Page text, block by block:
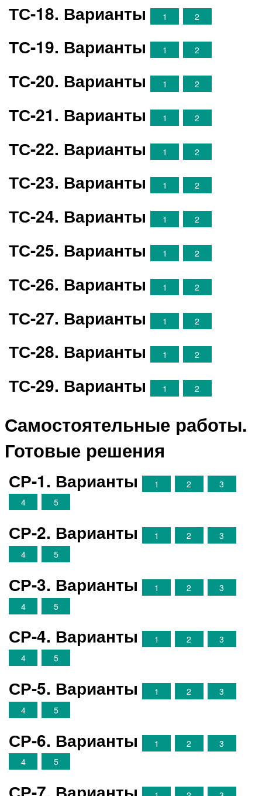
ТС-18. Варианты 1 2
ТС-19. Варианты 1 2
ТС-20. Варианты 1 2
ТС-21. Варианты 1 2
ТС-22. Варианты 1 2
ТС-23. Варианты 1 2
ТС-24. Варианты 1 2
ТС-25. Варианты 1 2
ТС-26. Варианты 1 2
ТС-27. Варианты 1 2
ТС-28. Варианты 1 2
ТС-29. Варианты 1 2
Самостоятельные работы.
Готовые решения
СР-1. Варианты 1 2
3
4
5
СР-2. Варианты 1 2
3
4
5
СР-3. Варианты 1 2
3
4
5
СР-4. Варианты 1 2
3
4
5
СР-5. Варианты 1 2
3
4
5
СР-6. Варианты 1 2
3
4
5